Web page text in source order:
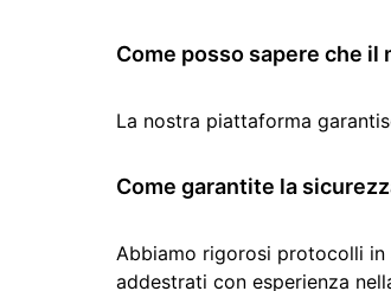
Come posso sapere che
La nostra piattaforma
Come garantite la
Abbiamo rigorosi protocolli
addestrati con esperienza